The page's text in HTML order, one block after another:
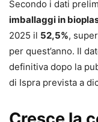
Secondo i dati
imballaggi in
2025 il 52,5%,
per quest’anno. Il
definitiva dopo la
di Ispra prevista a